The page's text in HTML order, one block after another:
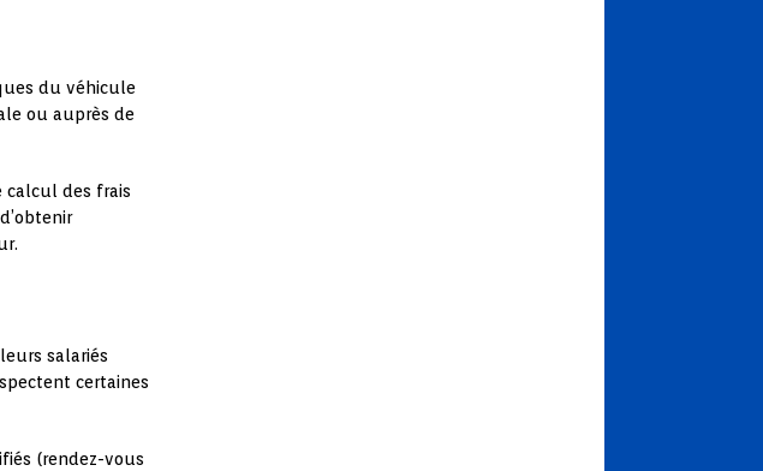
du véhicule
ou auprès de
calcul des frais
salariés
certaines
(rendez-vous